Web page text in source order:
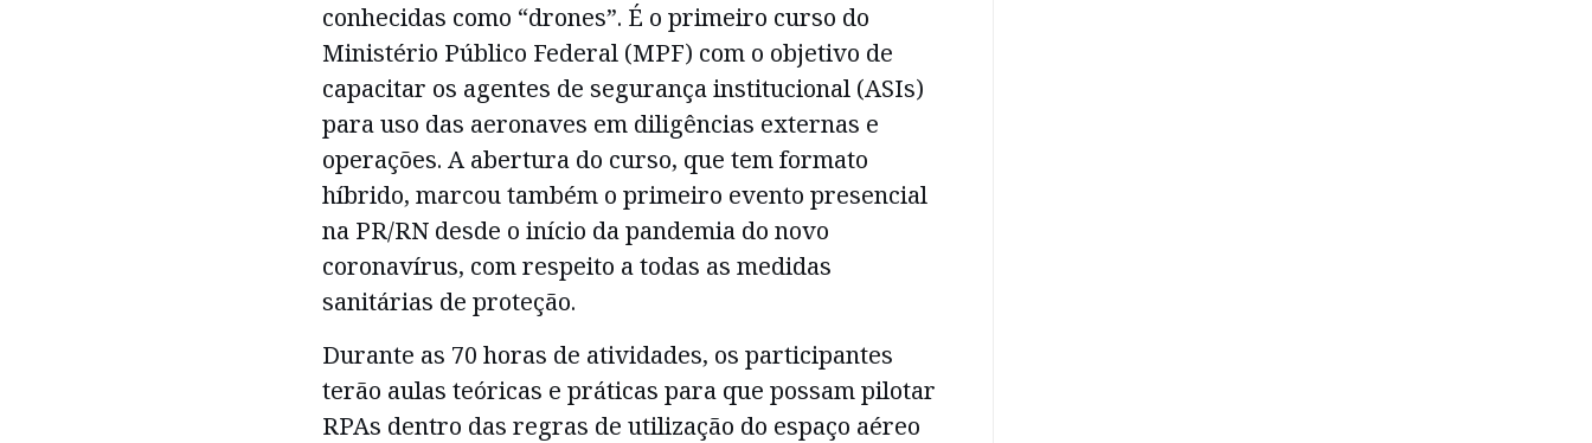
conhecidas como “drones”. É o primeiro curso do
Ministério Público Federal (MPF) com o objetivo de
capacitar os agentes de segurança institucional (ASIs)
para uso das aeronaves em diligências externas e
operações. A abertura do curso, que tem formato
híbrido, marcou também o primeiro evento presencial
na PR/RN desde o início da pandemia do novo
coronavírus, com respeito a todas as medidas
sanitárias de proteção.
Durante as 70 horas de atividades, os participantes
terão aulas teóricas e práticas para que possam pilotar
RPAs dentro das regras de utilização do espaço aéreo